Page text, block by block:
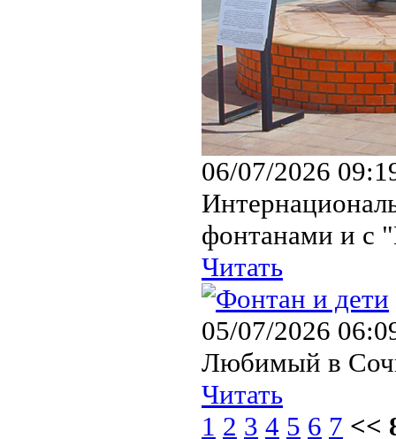
06/07/2026
фонтанами и с
Читать
05/07/2026
Любимый в
Читать
1 2 3 4 5 6 7 <<